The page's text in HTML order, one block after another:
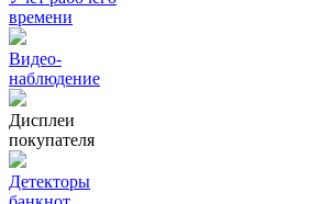
времени
Видео‑
наблюдение
Дисплеи
покупателя
Детекторы